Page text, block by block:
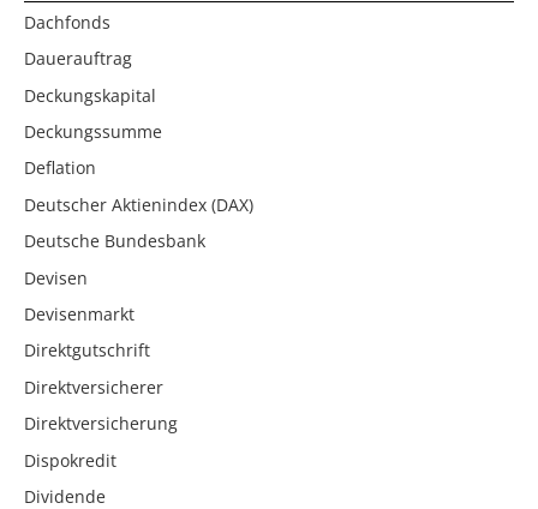
Dachfonds
Dauerauftrag
Deckungskapital
Deckungssumme
Deflation
Deutscher Aktienindex (DAX)
Deutsche Bundesbank
Devisen
Devisenmarkt
Direktgutschrift
Direktversicherer
Direktversicherung
Dispokredit
Dividende